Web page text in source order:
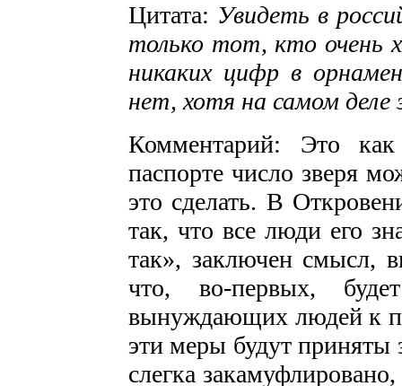
Цитата: Увидеть в
только тот, кто очень
никаких цифр в
нет, хотя на самом
Комментарий: Это
паспорте число зверя
это сделать. В
так, что все люди его
так», заключен смысл,
что, во-первых,
вынуждающих людей к
эти меры будут приняты
слегка